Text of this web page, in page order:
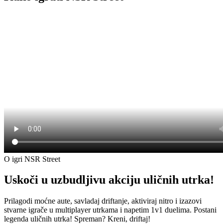
O igri NSR Street
Uskoči u uzbudljivu akciju uličnih utrka!
Prilagodi moćne aute, savladaj driftanje, aktiviraj nitro i izazovi
stvarne igrače u multiplayer utrkama i napetim 1v1 duelima. Postani
legenda uličnih utrka! Spreman? Kreni, driftaj!